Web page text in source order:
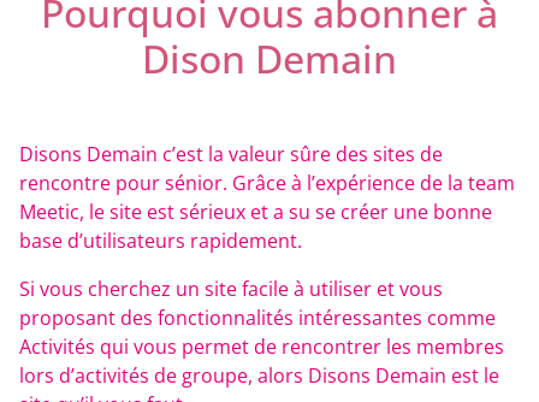
Pourquoi vous abonner à
Dison Demain
Disons Demain c’est la valeur sûre des sites de
rencontre pour sénior. Grâce à l’expérience de la team
Meetic, le site est sérieux et a su se créer une bonne
base d’utilisateurs rapidement.
Si vous cherchez un site facile à utiliser et vous
proposant des fonctionnalités intéressantes comme
Activités qui vous permet de rencontrer les membres
lors d’activités de groupe, alors Disons Demain est le